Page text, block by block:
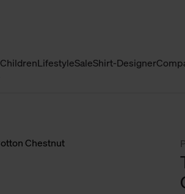
ChildrenLifestyleSaleShirt-Designer